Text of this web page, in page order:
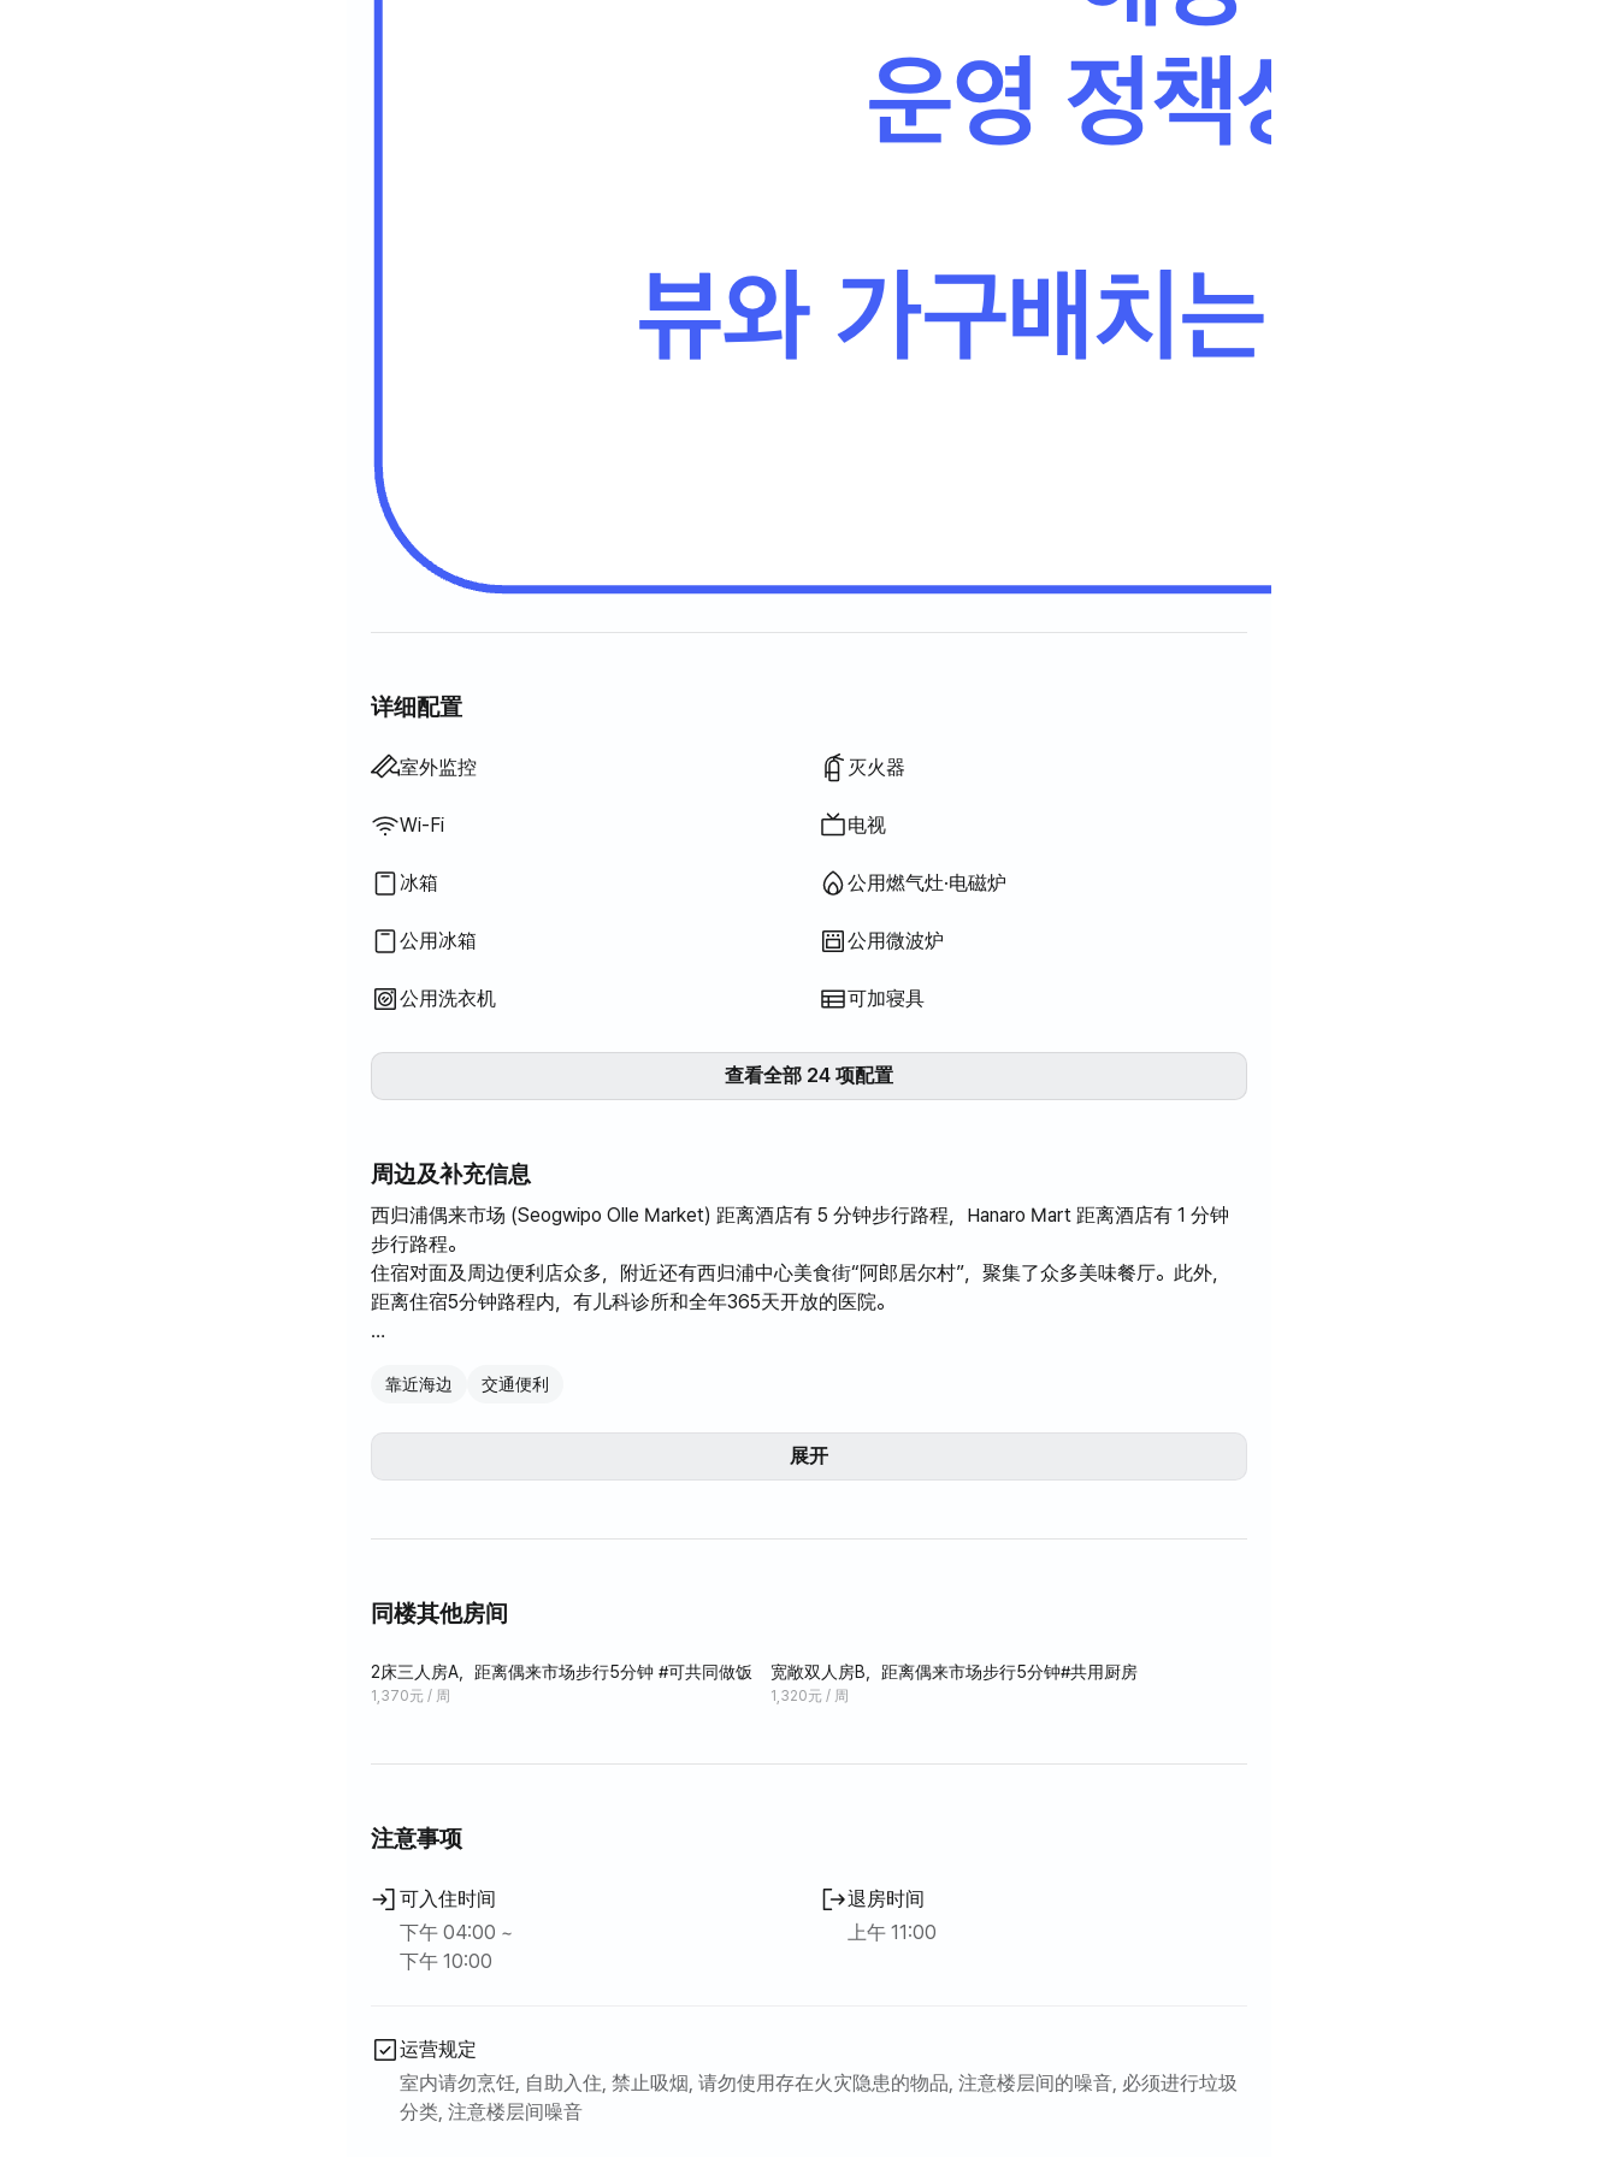
详细配置
室外监控 灭火器
Wi-Fi 电视
冰箱 公用燃气灶·电磁炉
公用冰箱 公用微波炉
公用洗衣机 可加寝具
空调
衣柜
不提供:
电子门锁
不提供:
钥匙锁
不提供:
保安室·保安
不提供:
燃气灶·电磁炉
不提供:
微波炉
不提供:
洗衣机
不提供:
烘干机
不提供:
公用烘干机
不提供:
提供寝具
不提供:
锅炉（城市燃气）
不提供:
餐桌及椅子
不提供:
沙发
不提供:
办公桌
吹风机
沐浴露
洗发水·护发素
卫生纸
毛巾
百叶窗
电热水壶
电饭煲
基本餐具（碗、杯等）
室外烧烤设施
电梯
矮餐桌
不提供: 浴缸
不提供: 智能马桶盖
不提供: 过滤花洒
不提供: 香皂
不提供: 牙刷
不提供: 牙膏
不提供: 床垫加垫·折叠床垫
不提供: 遮光窗帘
不提供: 扫帚
不提供: 洗衣液
不提供: 衣物柔顺剂
不提供: 洗洁精
不提供: 厨余垃圾袋
不提供: 垃圾袋
不提供: 抹布
不提供: 百洁布
不提供: 吸尘器
不提供: 烹饪工具（菜板、刀、剪刀等）
不提供: 锅具·平底锅
不提供: 免费健身房
不提供: 游泳池
不提供: 免费公共桑拿
不提供: 水疗·按摩浴缸
不提供: 按摩浴缸·桧木浴
不提供: 露台
不提供: 挂衣架
不提供: 沙发床
不提供: 电风扇
不提供: 电热锅炉
不提供: 煤油供暖
不提供: 液化石油气(LPG)
不提供: 可再生能源
不提供: 投影仪
不提供: 有线网络
不提供: 晾衣架
不提供: 熨斗
不提供: 洗烘一体机
查看全部 24 项配置
周边及补充信息
西归浦偶来市场 (Seogwipo Olle Market) 距离酒店有 5 分钟步行路程，Hanaro Mart 距离酒店有 1 分钟
步行路程。
住宿对面及周边便利店众多，附近还有西归浦中心美食街“阿郎居尔村”，聚集了众多美味餐厅。此外，
距离住宿5分钟路程内，有儿科诊所和全年365天开放的医院。
车）、西门环岛入口或旧中央警察署（510、531、532、611、615、627、641、690、880、5003 路公
交车）出发，公交车站都在步行距离内。
您可以在屋顶上拍摄美丽的照片，享用茶点，并在8楼的共用厨房烹饪各种美食。您可以享用自助餐厅烹
位于西归浦市中心，交通便利，搭乘各种公交线路或漫步偶来小路都非常方便。附近餐厅和便利设施众
虽然是单间结构，但房间宽敞，适合5人入住。每天提供毛巾和瓶装水，并可应要求提供房间清洁服务。
靠近海边 交通便利
展开
同楼其他房间
2床三人房A，距离偶来市场步行5分钟 #可共同做饭
1,370元 / 周
宽敞双人房B，距离偶来市场步行5分钟#共用厨房
1,320元 / 周
注意事项
可入住时间
下午 04:00 ~
下午 10:00
退房时间
上午 11:00
运营规定
室内请勿烹饪, 自助入住, 禁止吸烟, 请勿使用存在火灾隐患的物品, 注意楼层间的噪音, 必须进行垃圾
分类, 注意楼层间噪音